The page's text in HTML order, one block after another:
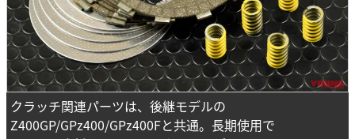
クラッチ関連パーツは、後継モデルの
Z400GP/GPz400/GPz400Fと共通。長期使用で